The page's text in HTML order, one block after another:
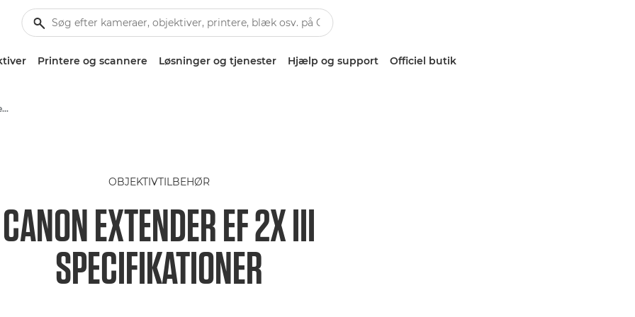
Printere og scannere Løsninger og tjenester Hjælp og support Officiel butik
Canon Extender EF 2x III - Lenses - Camera & Photo lenses
OBJEKTIVTILBEHØR
CANON EXTENDER EF 2X III
SPECIFIKATIONER